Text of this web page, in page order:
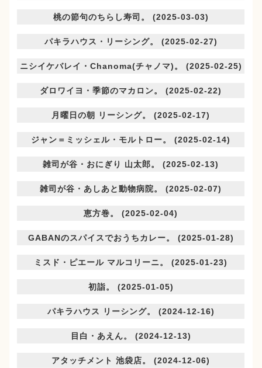
桃の節句のちらし寿司。 (2025-03-03)
パキラハウス・リーシング。 (2025-02-27)
ニシイケバレイ・Chanoma(チャノマ)。 (2025-02-25)
ダロワイヨ・季節のマカロン。 (2025-02-22)
月曜日の朝 リーシング。 (2025-02-17)
ジャン＝ミッシェル・モルトロー。 (2025-02-14)
雑司が谷・おにぎり 山太郎。 (2025-02-13)
雑司が谷・あしあと動物病院。 (2025-02-07)
恵方巻。 (2025-02-04)
GABANのスパイスでおうちカレー。 (2025-01-28)
ミスド・ピエール マルコリーニ。 (2025-01-23)
初詣。 (2025-01-05)
パキラハウス リーシング。 (2024-12-16)
目白・あえん。 (2024-12-13)
アタッチメント 池袋店。 (2024-12-06)